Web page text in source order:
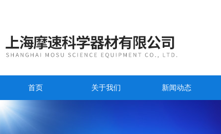
首页 关于我们 新闻动态